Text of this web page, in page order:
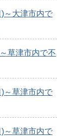
～大津市内で
草津市内で不
～草津市内で
～草津市内で